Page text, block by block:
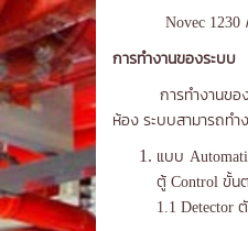
Novec 1230
การทำงานของระบบ
การทำงานของระ
ห้อง ระบบสามารถทำ
แบบ
ตู้ Control ขั้น
1.1 Detector